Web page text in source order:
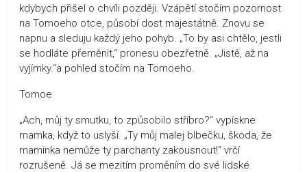
kdybych přišel o chvíli později. Vzápětí stočím pozornost
na Tomoeho otce, působí dost majestátně. Znovu se
napnu a sleduju každý jeho pohyb. „To by asi chtělo, jestli
se hodláte přeměnit,“ pronesu obezřetně. „Jistě, až na
vyjímky.“a pohled stočím na Tomoeho.
Tomoe
„Ach, můj ty smutku, to způsobilo stříbro?“ vypískne
mamka, když to uslyší. „Ty můj malej blbečku, škoda, že
maminka nemůže ty parchanty zakousnout!“ vrčí
rozrušeně. Já se mezitím proměním do své lidské